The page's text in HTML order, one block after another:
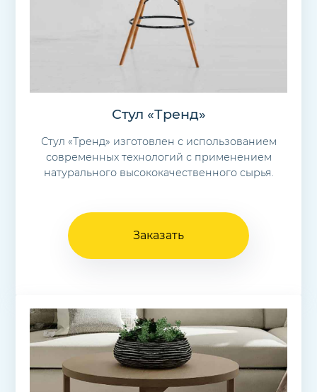
Стул «Тренд»
Стул «Тренд» изготовлен с использованием
современных технологий с применением
натурального высококачественного сырья.
Заказать